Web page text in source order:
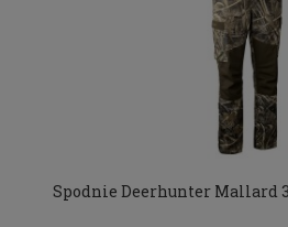
Spodnie Deerhunter Mallard